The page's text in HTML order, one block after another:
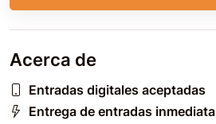
Acerca de
Entradas digitales aceptadas
Entrega de entradas inmediata